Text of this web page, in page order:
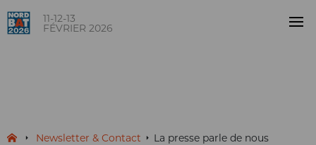
11-12-13
FÉVRIER 2026
Newsletter & Contact La presse parle de nous